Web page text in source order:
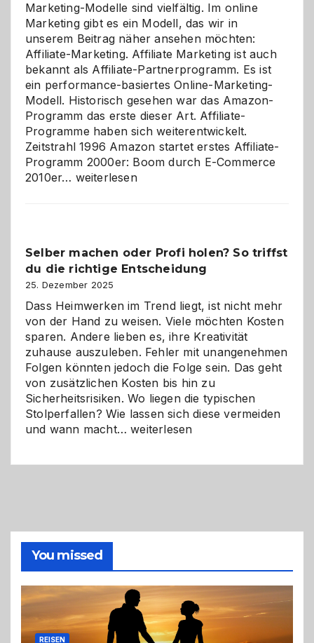
Marketing-Modelle sind vielfältig. Im online
Marketing gibt es ein Modell, das wir in
unserem Beitrag näher ansehen möchten:
Affiliate-Marketing. Affiliate Marketing ist auch
bekannt als Affiliate-Partnerprogramm. Es ist
ein performance-basiertes Online-Marketing-
Modell. Historisch gesehen war das Amazon-
Programm das erste dieser Art. Affiliate-
Programme haben sich weiterentwickelt.
Zeitstrahl 1996 Amazon startet erstes Affiliate-
Programm 2000er: Boom durch E-Commerce
2010er… Affiliate-
Herausforderungen
und
Zukunft
weiterlesen
Selber machen oder Profi holen? So triffst
du die richtige Entscheidung
25. Dezember 2025
Dass Heimwerken im Trend liegt, ist nicht mehr
von der Hand zu weisen. Viele möchten Kosten
sparen. Andere lieben es, ihre Kreativität
zuhause auszuleben. Fehler mit unangenehmen
Folgen könnten jedoch die Folge sein. Das geht
von zusätzlichen Kosten bis hin zu
Sicherheitsrisiken. Wo liegen die typischen
Stolperfallen? Wie lassen sich diese vermeiden
und wann macht…Selber
richtige
Entscheidung
weiterlesen
You missed
REISEN